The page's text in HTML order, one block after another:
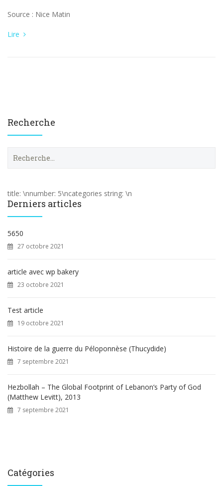
Source : Nice Matin
Lire
Recherche
e
r
e
r
title: \nnumber: 5\ncategories string: \n
Derniers articles
5650
27 octobre 2021
article avec wp bakery
23 octobre 2021
Test article
19 octobre 2021
Histoire de la guerre du Péloponnèse (Thucydide)
7 septembre 2021
Hezbollah – The Global Footprint of Lebanon’s Party of God
(Matthew Levitt), 2013
7 septembre 2021
Catégories